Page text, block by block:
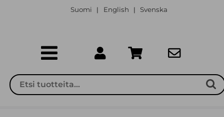
Suomi | English | Svenska